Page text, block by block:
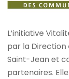
L’initiative
par la Direction
Saint-Jean et
partenaires.